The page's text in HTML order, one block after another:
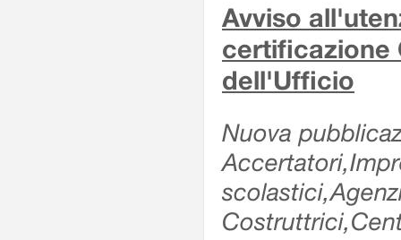
Avviso
certificazione
dell'Ufficio
Nuova